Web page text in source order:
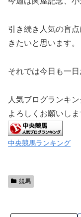
引き続き人気の盲
きたいと思います。
それでは今日も一日
人気ブログランキ
よろしくお願いしま
中央競馬ランキング
競馬